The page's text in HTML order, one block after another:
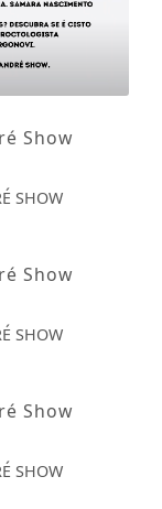
Show
Show
Show